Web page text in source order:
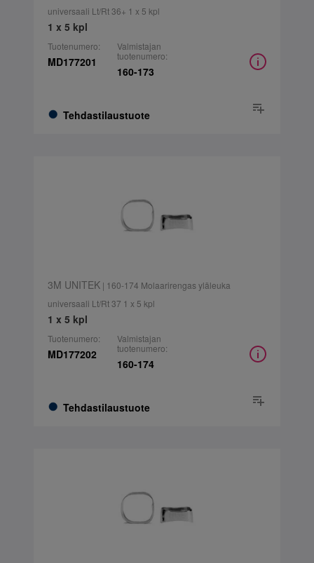
universaali Lt/Rt 36+ 1 x 5 kpl
1 x 5 kpl
Tuotenumero:
MD177201
Tehdastilaustuote
Valmistajan
tuotenumero:
160-173
3M UNITEK| 160-174 Molaarirengas yläleuka
universaali Lt/Rt 37 1 x 5 kpl
1 x 5 kpl
Tuotenumero:
MD177202
Tehdastilaustuote
Valmistajan
tuotenumero:
160-174